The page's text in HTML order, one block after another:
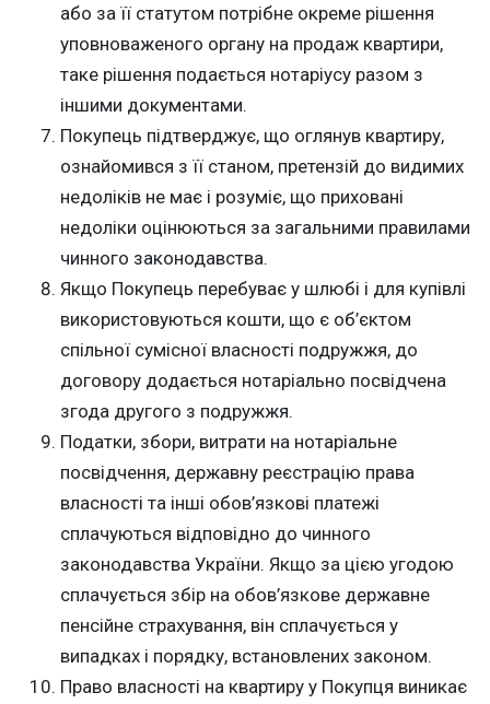
або за її статутом потрібне окреме рішення
уповноваженого органу на продаж квартири,
таке рішення подається нотаріусу разом з
іншими документами.
Покупець підтверджує, що оглянув квартиру,
ознайомився з її станом, претензій до видимих
недоліків не має і розуміє, що приховані
недоліки оцінюються за загальними правилами
чинного законодавства.
Якщо Покупець перебуває у шлюбі і для купівлі
використовуються кошти, що є об’єктом
спільної сумісної власності подружжя, до
договору додається нотаріально посвідчена
згода другого з подружжя.
Податки, збори, витрати на нотаріальне
посвідчення, державну реєстрацію права
власності та інші обов’язкові платежі
сплачуються відповідно до чинного
законодавства України. Якщо за цією угодою
сплачується збір на обов’язкове державне
пенсійне страхування, він сплачується у
випадках і порядку, встановлених законом.
Право власності на квартиру у Покупця виникає